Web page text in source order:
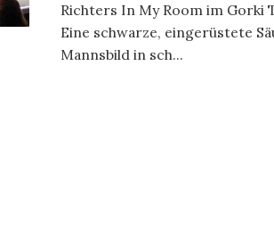
Richters In My Room im Gorki
Eine schwarze, eingerüstete
Mannsbild in sch...